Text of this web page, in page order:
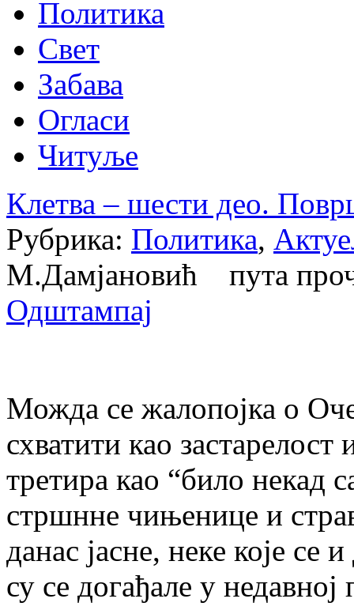
Политика
Свет
Забава
Огласи
Читуље
Клетва – шести део.
Рубрика: Политика,
М.Дамјановић пута
Одштампај
Можда се жалопојка о
схватити као
третира као “било некад
стршнне чињенице и
данас јасне, неке које се
су се догађале у